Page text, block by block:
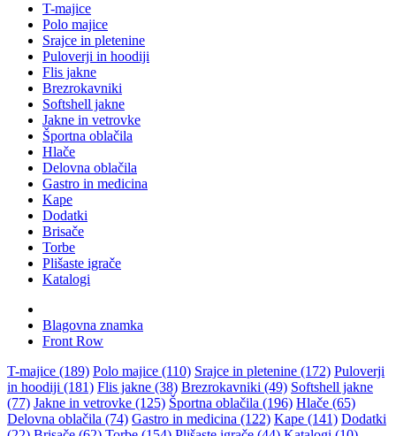
T-majice
Polo majice
Srajce in pletenine
Puloverji in hoodiji
Flis jakne
Brezrokavniki
Softshell jakne
Jakne in vetrovke
Športna oblačila
Hlače
Delovna oblačila
Gastro in medicina
Kape
Dodatki
Brisače
Torbe
Plišaste igrače
Katalogi
Blagovna znamka
Front Row
T-majice (189) Polo majice (110) Srajce in pletenine (172) Puloverji
in hoodiji (181) Flis jakne (38) Brezrokavniki (49) Softshell jakne
(77) Jakne in vetrovke (125) Športna oblačila (196) Hlače (65)
Delovna oblačila (74) Gastro in medicina (122) Kape (141) Dodatki